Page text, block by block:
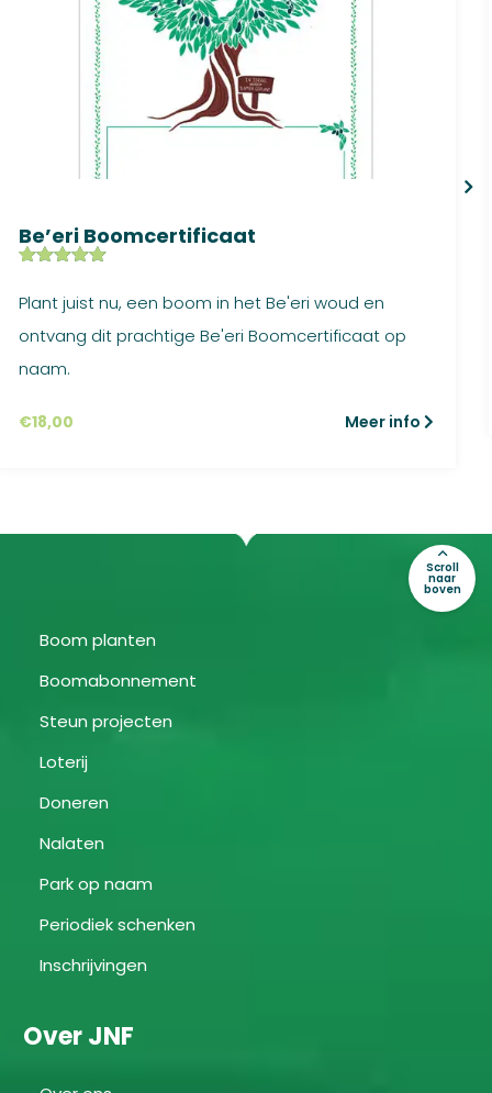
Be’eri Boomcertificaat
d
5.00
op
5
gebaseerd
opklant
n
Plant juist nu, een boom in het Be'eri woud en
ontvang dit prachtige Be'eri Boomcertificaat op
naam.
€18,00 Meer info
Boom planten
Boomabonnement
Steun projecten
Loterij
Doneren
Nalaten
Park op naam
Periodiek schenken
Inschrijvingen
Over JNF
Scroll
naar
boven